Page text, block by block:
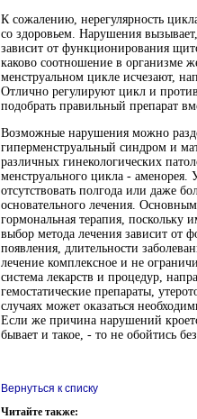
К сожалению, нерегулярность
со здоровьем. Нарушения
зависит от функционирования
каково соотношение в организме
менструальном цикле исчезают,
Отлично регулируют цикл и
подобрать правильный препарат
Возможные нарушения можно
гиперменструальный синдром и
различных гинекологических
менструального цикла -
отсутствовать полгода или даже
основательного лечения.
гормональная терапия, поскольку
выбор метода лечения зависит от
появления, длительности
лечение комплексное и не
система лекарств и процедур,
гемостатические препараты,
случаях может оказаться
Если же причина нарушений
бывает и такое, - то не обойтись
Вернуться к списку
Читайте также: